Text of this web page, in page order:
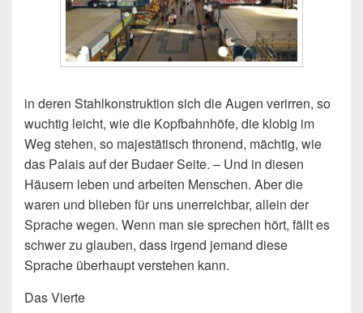
in deren Stahlkonstruktion sich die Augen verirren, so
wuchtig leicht, wie die Kopfbahnhöfe, die klobig im
Weg stehen, so majestätisch thronend, mächtig, wie
das Palais auf der Budaer Seite. – Und in diesen
Häusern leben und arbeiten Menschen. Aber die
waren und blieben für uns unerreichbar, allein der
Sprache wegen. Wenn man sie sprechen hört, fällt es
schwer zu glauben, dass irgend jemand diese
Sprache überhaupt verstehen kann.
Das Vierte